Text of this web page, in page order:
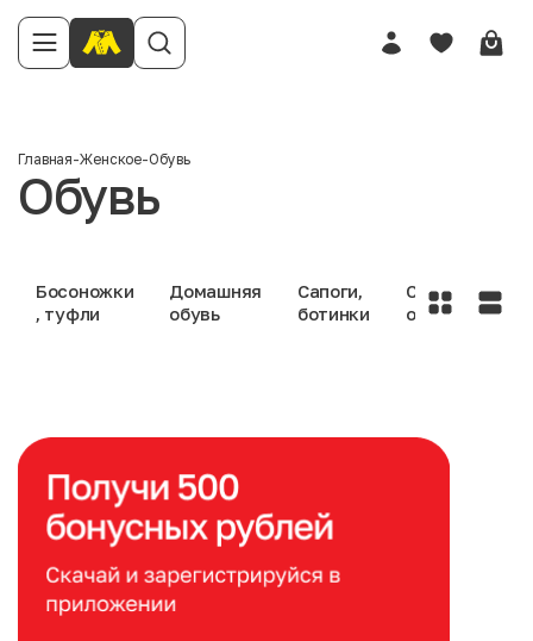
Главная-Женское-Обувь
Обувь
Босоножки
, туфли
Домашняя
обувь
Сапоги,
ботинки
Спортивная
обувь